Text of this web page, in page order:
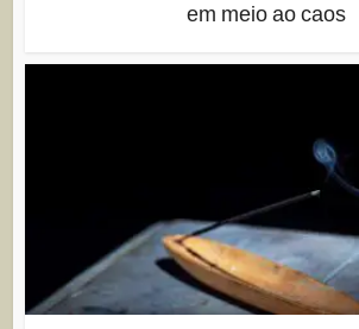
em meio ao caos